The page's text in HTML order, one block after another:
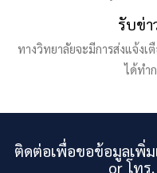
รับข่า
ทางวิทยาลัยจะมีการส่งแจ้ง
ได้ทำ
ติดต่อเพื่อขอข้อมูลเพิ่
or โทร.